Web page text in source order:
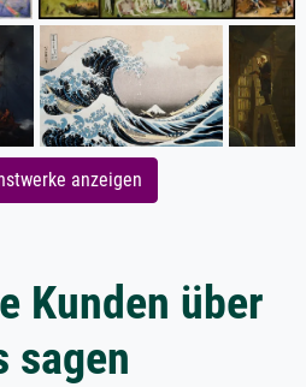
anzeigen
Kunden über
sagen